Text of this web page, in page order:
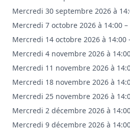
Mercredi 30 septembre 2026 à
Mercredi 7 octobre 2026 à 14:00 –
Mercredi 14 octobre 2026 à 14:00
Mercredi 4 novembre 2026 à
Mercredi 11 novembre 2026 à
Mercredi 18 novembre 2026 à
Mercredi 25 novembre 2026 à
Mercredi 2 décembre 2026 à
Mercredi 9 décembre 2026 à